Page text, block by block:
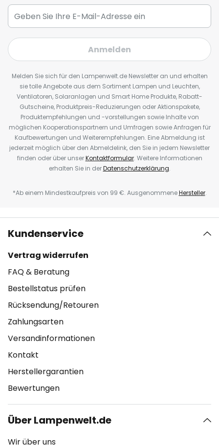
Anmelden
Melden Sie sich für den Lampenwelt.de Newsletter an und erhalten
sie tolle Angebote aus dem Sortiment Lampen und Leuchten,
Ventilatoren, Solaranlagen und Smart Home Produkte, Rabatt-
Gutscheine, Produktpreis-Reduzierungen oder Aktionspakete,
Produktempfehlungen und -vorstellungen sowie Inhalte von
möglichen Kooperationspartnern und Umfragen sowie Anfragen für
Kaufbewertungen und Weiterempfehlungen. Eine Abmeldung ist
jederzeit möglich über den Abmeldelink, den Sie in jedem Newsletter
finden oder über unserKontaktformular. Weitere Informationen
erhalten Sie in derDatenschutzerklärung.
*Ab einem Mindestkaufpreis von 99 €. AusgenommeneHersteller.
Kundenservice
Vertrag widerrufen
FAQ & Beratung
Bestellstatus prüfen
Rücksendung/Retouren
Zahlungsarten
Versandinformationen
Kontakt
Herstellergarantien
Bewertungen
Über Lampenwelt.de
Wir über uns